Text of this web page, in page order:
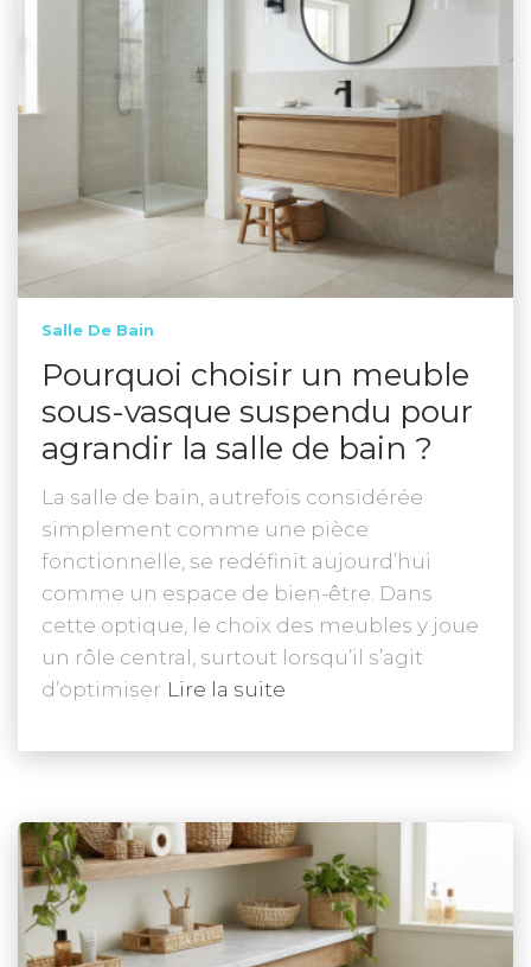
Salle De Bain
Pourquoi choisir un meuble
sous-vasque suspendu pour
agrandir la salle de bain ?
La salle de bain, autrefois considérée
simplement comme une pièce
fonctionnelle, se redéfinit aujourd’hui
comme un espace de bien-être. Dans
cette optique, le choix des meubles y joue
un rôle central, surtout lorsqu’il s’agit
d’optimiser Lire la suite